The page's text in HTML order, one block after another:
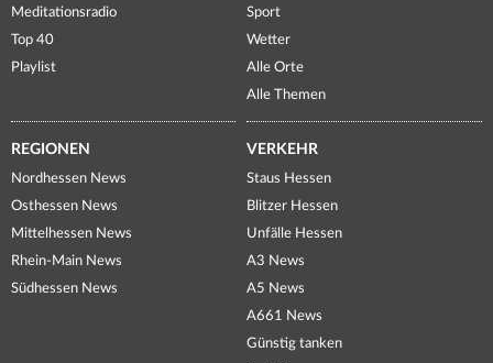
Meditationsradio
Top 40
Playlist
Sport
Wetter
Alle Orte
Alle Themen
REGIONEN
Nordhessen News
Osthessen News
Mittelhessen News
Rhein-Main News
Südhessen News
VERKEHR
Staus Hessen
Blitzer Hessen
Unfälle Hessen
A3 News
A5 News
A661 News
Günstig tanken